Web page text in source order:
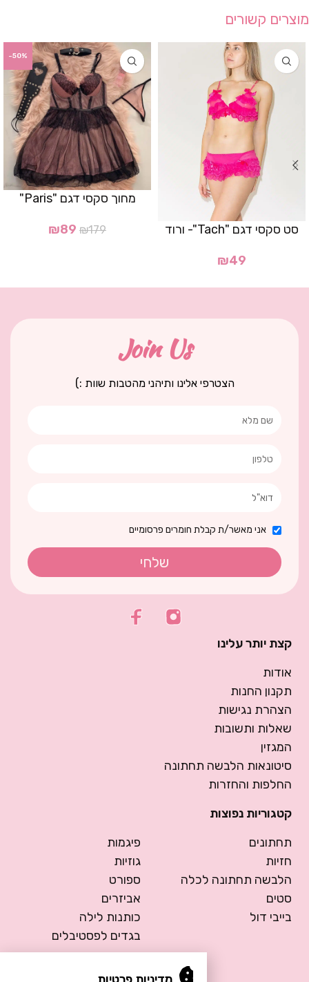
מוצרים קשורים
סט סקסי דגם "Tach"- ורוד
₪49
-50%
מחוך סקסי דגם "Paris"
₪179
₪89
Join Us
הצטרפי אלינו ותיהני מהטבות שוות :)
אני מאשר/ת קבלת חומרים פרסומיים
שלחי
קצת יותר עלינו
אודות
תקנון החנות
הצהרת נגישות
שאלות ותשובות
המגזין
סיטונאות הלבשה תחתונה
החלפות והחזרות
קטגוריות נפוצות
תחתונים
חזיות
הלבשה תחתונה לכלה
סטים
בייבי דול
פיגמות
גוזיות
ספורט
אביזרים
כותנות לילה
בגדים לפסטיבלים
מדיניות פרטיות